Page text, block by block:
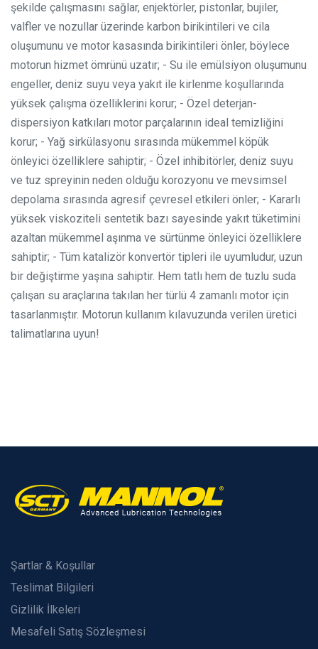
şekilde çalışmasını sağlar, enjektörler, pistonlar, bujiler,
valfler ve nozullar üzerinde karbon birikintileri ve cila
oluşumunu ve motor kasasında birikintileri önler, böylece
motorun hizmet ömrünü uzatır; - Su ile emülsiyon oluşumunu
engeller, deniz suyu veya yakıt ile kirlenme koşullarında
yüksek çalışma özelliklerini korur; - Özel deterjan-
dispersiyon katkıları motor parçalarının ideal temizliğini
korur; - Yağ sirkülasyonu sırasında mükemmel köpük
önleyici özelliklere sahiptir; - Özel inhibitörler, deniz suyu
ve tuz spreyinin neden olduğu korozyonu ve mevsimsel
depolama sırasında agresif çevresel etkileri önler; - Kararlı
yüksek viskoziteli sentetik bazı sayesinde yakıt tüketimini
azaltan mükemmel aşınma ve sürtünme önleyici özelliklere
sahiptir; - Tüm katalizör konvertör tipleri ile uyumludur, uzun
bir değiştirme yaşına sahiptir. Hem tatlı hem de tuzlu suda
çalışan su araçlarına takılan her türlü 4 zamanlı motor için
tasarlanmıştır. Motorun kullanım kılavuzunda verilen üretici
talimatlarına uyun!
Şartlar & Koşullar
Teslimat Bilgileri
Gizlilik İlkeleri
Mesafeli Satış Sözleşmesi